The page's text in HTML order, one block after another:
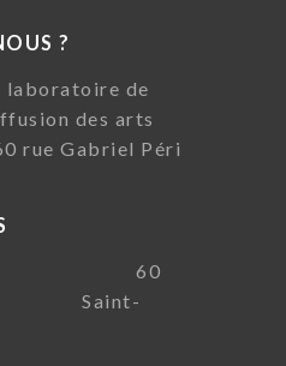
?
laboratoire de
des arts
rue Gabriel Péri
60
Saint-